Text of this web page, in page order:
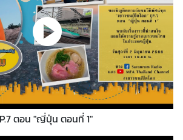
ตอน "ญี่ปุ่น ตอนที่ 1"